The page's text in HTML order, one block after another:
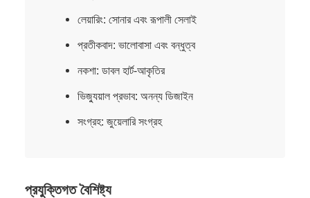
লেয়ারিং: সোনার এবং রূপালী সেলাই
প্রতীকবাদ: ভালোবাসা এবং বন্ধুত্ব
নকশা: ডাবল হার্ট-আকৃতির
ভিজ্যুয়াল প্রভাব: অনন্য ডিজাইন
সংগ্রহ: জুয়েলারি সংগ্রহ
প্রযুক্তিগত বৈশিষ্ট্য